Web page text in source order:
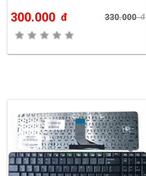
300.000 đ 330.000đ